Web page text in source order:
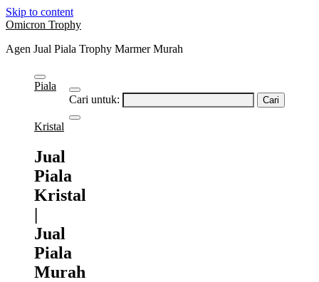
Skip to content
Omicron Trophy
Agen Jual Piala Trophy Marmer Murah
Cari untuk:
Piala
Kristal
Jual
Piala
Kristal
|
Jual
Piala
Murah